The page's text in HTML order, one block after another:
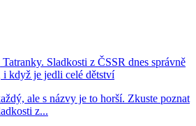
Sladkosti z ČSSR dnes správně
když je jedli celé dětství
ale s názvy je to horší. Zkuste poznat
z...